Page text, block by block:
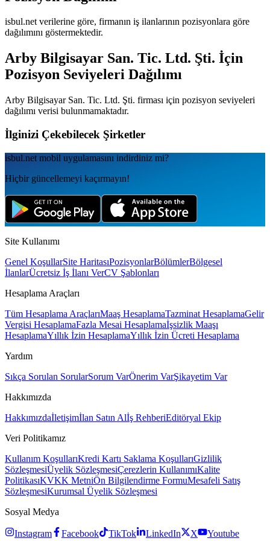
isbul.net verilerine göre, firmanın iş ilanlarının pozisyonlara göre
dağılımını göstermektedir.
Arby Bilgisayar San. Tic. Ltd. Şti. İçin
Pozisyon Seviyeleri Dağılımı
Arby Bilgisayar San. Tic. Ltd. Şti. firması için pozisyon seviyeleri
dağılımı verisi bulunmamaktadır.
İlginizi Çekebilecek Şirketler
isbul.net mobil uygulamаsını indirdiniz mi?
Hiçbir güncellemeyi kaçırmayın!
Site Kullanımı
Genel KoşullarSite HaritasıPozisyonlarBölümlerBölgesel
İlanlarÜcretsiz İş İlanı VerCV Şablonları
Hesaplama Araçları
Tüm Hesaplama AraçlarıMaaş HesaplamaTazminat HesaplamaGelir
Vergisi HesaplamaFazla Mesai Hesaplamaİşsizlik Maaşı
HesaplamaYıllık İzin HesaplamaYıllık İzin Ücreti Hesaplama
Yardım
Sıkça Sorulan SorularSorum VarÖnerim VarŞikayetim Var
Hakkımızda
Hakkımızdaİletişimİlan Satın Alİş RehberiEditöryal Ekip
Veri Politikamız
Kullanım KoşullarıKredi Kartı Saklama KoşullarıGizlilik
SözleşmesiÜyelik SözleşmesiÇerezlerin KullanımıKalite
PolitikasıKVKK MetniÖn Bilgilendirme FormuMesafeli Satış
SözleşmesiKurumsal Üyelik Sözleşmesi
Sosyal Medya
Instagram Facebook TikTok LinkedIn X Youtube